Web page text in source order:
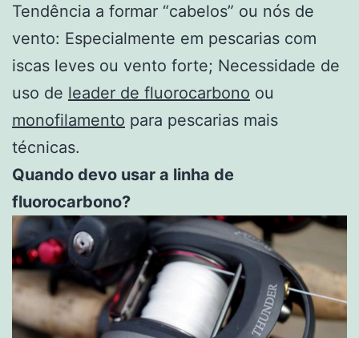
Tendência a formar “cabelos” ou nós de
vento: Especialmente em pescarias com
iscas leves ou vento forte; Necessidade de
uso de leader de fluorocarbono ou
monofilamento para pescarias mais
técnicas.
Quando devo usar a linha de
fluorocarbono?